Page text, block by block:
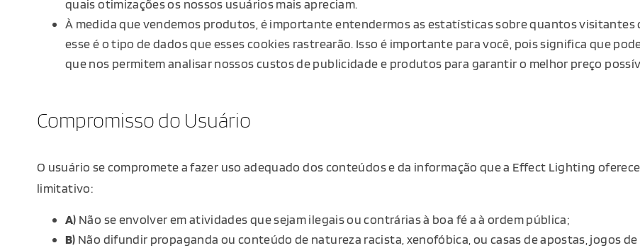
quais otimizações os nossos usuários mais apreciam.
À medida que vendemos produtos, é importante entendermos as estatísticas sobre quantos visitantes
esse é o tipo de dados que esses cookies rastrearão. Isso é importante para você, pois significa que
que nos permitem analisar nossos custos de publicidade e produtos para garantir o melhor preço
Compromisso do Usuário
O usuário se compromete a fazer uso adequado dos conteúdos e da informação que a Effect Lighting
limitativo:
A) Não se envolver em atividades que sejam ilegais ou contrárias à boa fé a à ordem pública;
B) Não difundir propaganda ou conteúdo de natureza racista, xenofóbica, ou casas de apostas, jogos